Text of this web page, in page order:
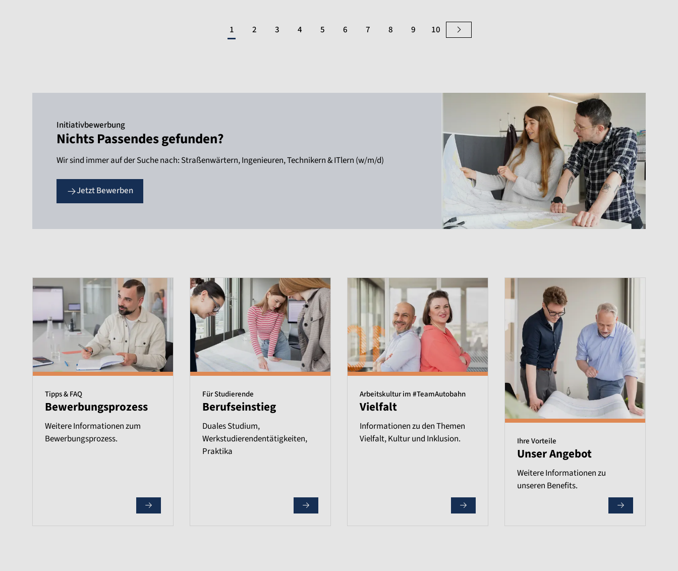
1 2 3 4 5 6 7 8 9 10
Initiativbewerbung
Nichts Passendes gefunden?
Wir sind immer auf der Suche nach: Straßenwärtern, Ingenieuren, Technikern & ITlern (w/m/d)
Jetzt Bewerben
Tipps & FAQ
Bewerbungsprozess
Weitere Informationen zum
Bewerbungsprozess.
Für Studierende
Berufseinstieg
Duales Studium,
Werkstudierendentätigkeiten,
Praktika
Arbeitskultur im #TeamAutobahn
Vielfalt
Informationen zu den Themen
Vielfalt, Kultur und Inklusion.
Ihre Vorteile
Unser Angebot
Weitere Informationen zu
unseren Benefits.